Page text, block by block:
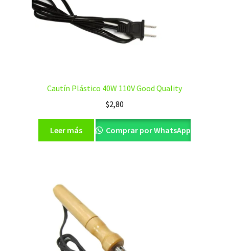
Cautín Plástico 40W 110V Good Quality
$2,80
Leer más Comprar por WhatsApp